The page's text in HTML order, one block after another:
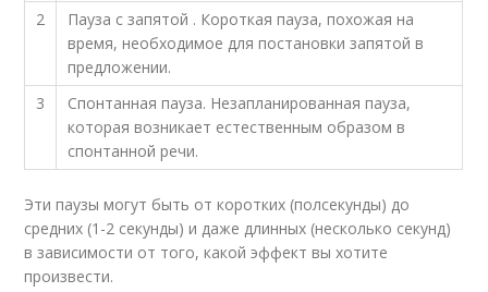
2
Пауза с запятой . Короткая пауза, похожая на
время, необходимое для постановки запятой в
предложении.
3
Спонтанная пауза. Незапланированная пауза,
которая возникает естественным образом в
спонтанной речи.
Эти паузы могут быть от коротких (полсекунды) до
средних (1-2 секунды) и даже длинных (несколько секунд)
в зависимости от того, какой эффект вы хотите
произвести.